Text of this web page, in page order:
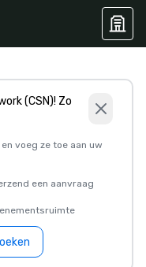
(CSN)! Zo
voeg ze toe aan uw
een aanvraag